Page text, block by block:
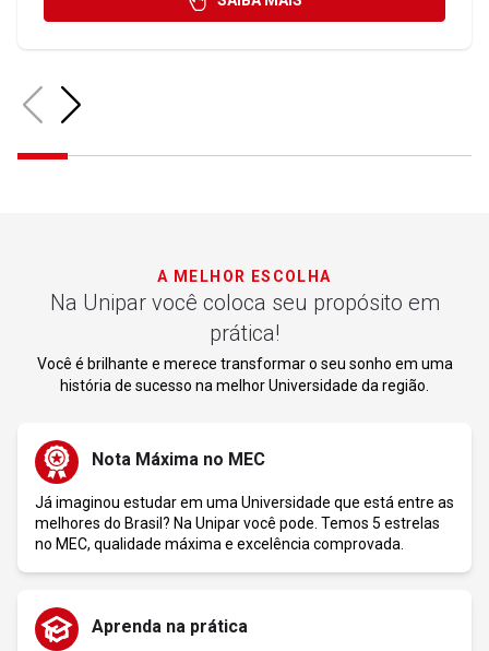
A MELHOR ESCOLHA
Na Unipar você coloca seu propósito em
prática!
Você é brilhante e merece transformar o seu sonho em uma
história de sucesso na melhor Universidade da região.
Nota Máxima no MEC
Já imaginou estudar em uma Universidade que está entre as
melhores do Brasil? Na Unipar você pode. Temos 5 estrelas
no MEC, qualidade máxima e excelência comprovada.
Aprenda na prática